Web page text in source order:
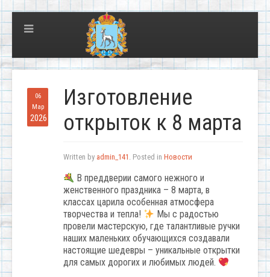
06
Мар
2026
Изготовление
открыток к 8 марта
Written by admin_141 . Posted in Новости
В преддверии самого нежного и
женственного праздника – 8 марта, в
классах царила особенная атмосфера
творчества и тепла!
Мы с радостью
провели мастерскую, где талантливые ручки
наших маленьких обучающихся создавали
настоящие шедевры – уникальные открытки
для самых дорогих и любимых людей.